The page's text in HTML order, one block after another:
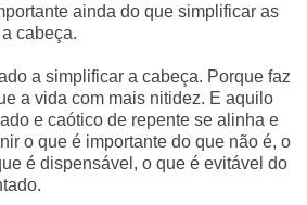
ainda do que simplificar as
cabeça.
a simplificar a cabeça. Porque faz
a vida com mais nitidez. E aquilo
e caótico de repente se alinha e
o que é importante do que não é, o
é dispensável, o que é evitável do